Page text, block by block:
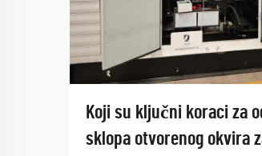
Koji su ključni koraci za
sklopa otvorenog okvira